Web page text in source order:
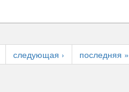
следующая › последняя »